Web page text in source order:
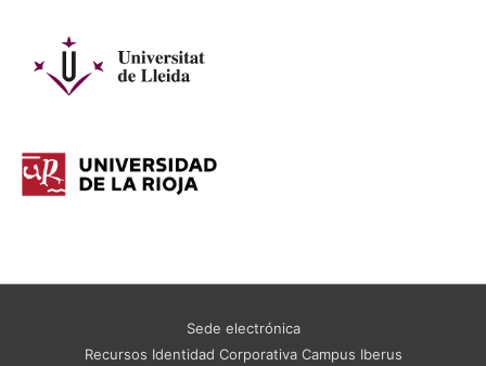
Sede electrónica
Recursos Identidad Corporativa Campus Iberus